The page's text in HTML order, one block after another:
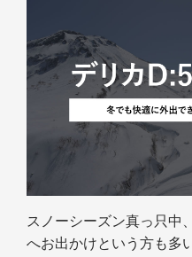
スノーシーズン真っ只中
へお出かけという方も多